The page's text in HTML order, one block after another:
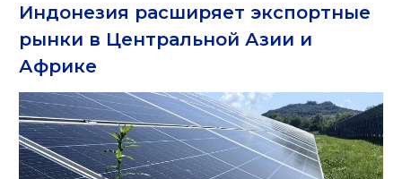
Индонезия расширяет экспортные
рынки в Центральной Азии и
Африке